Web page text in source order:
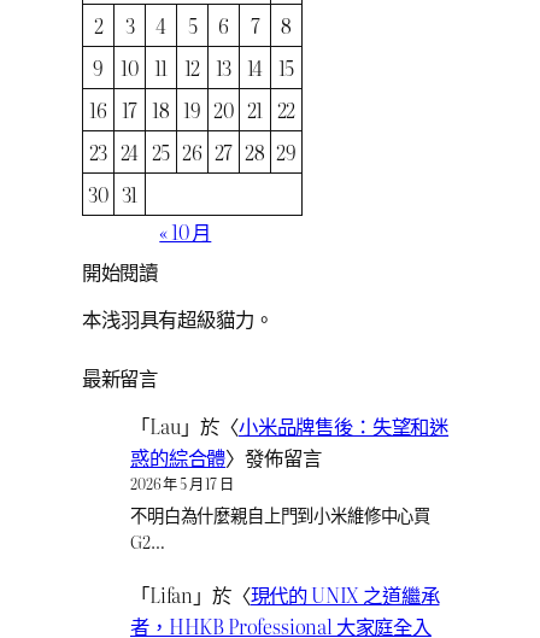
2
3 4 5 6 7
8
9
10 11 12 13 14 15
16 17 18 19 20 21 22
23 24 25 26 27 28 29
30 31
« 10 月
開始閱讀
本浅羽具有超級貓力。
最新留言
「Lau」於〈小米品牌售後：失望和迷
惑的綜合體〉發佈留言
2026 年 5 月 17 日
不明白為什麼親自上門到小米維修中心買
G2…
「Lifan 」於〈現代的 UNIX 之道繼承
者，HHKB Professional 大家庭全入